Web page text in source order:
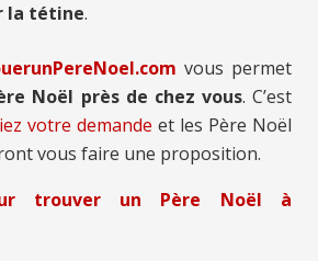
la tétine.
vous permet
Noël près de chez vous. C’est
votre demande et les Père Noël
vous faire une proposition.
trouver un Père Noël à